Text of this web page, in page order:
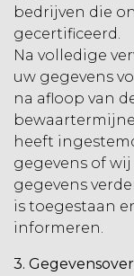
bedrijven die
gecertificeerd.
Na volledige
uw gegevens
na afloop van
heeft
gegevens of
gegevens
is toegestaan
informeren.
3.